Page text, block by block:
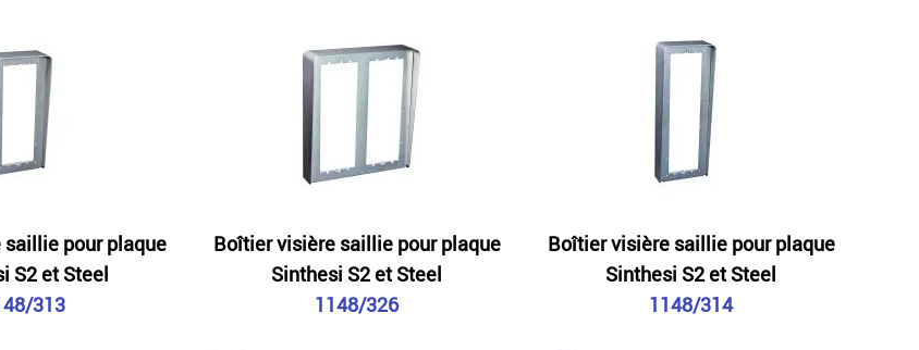
pour plaque
S2 et Steel
313
Boîtier visière saillie pour plaque
Sinthesi S2 et Steel
1148/326
Boîtier visière saillie pour plaque
Sinthesi S2 et Steel
1148/314